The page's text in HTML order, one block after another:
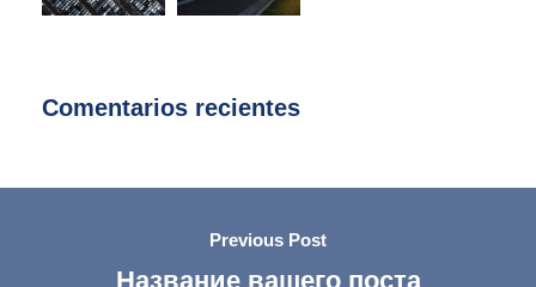
Comentarios recientes
Previous Post
Название вашего поста